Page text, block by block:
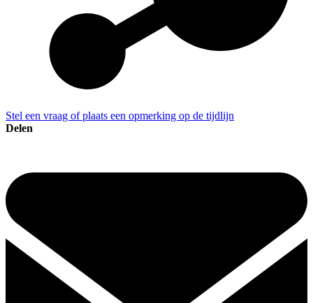
Stel een vraag of plaats een opmerking op de tijdlijn
Delen